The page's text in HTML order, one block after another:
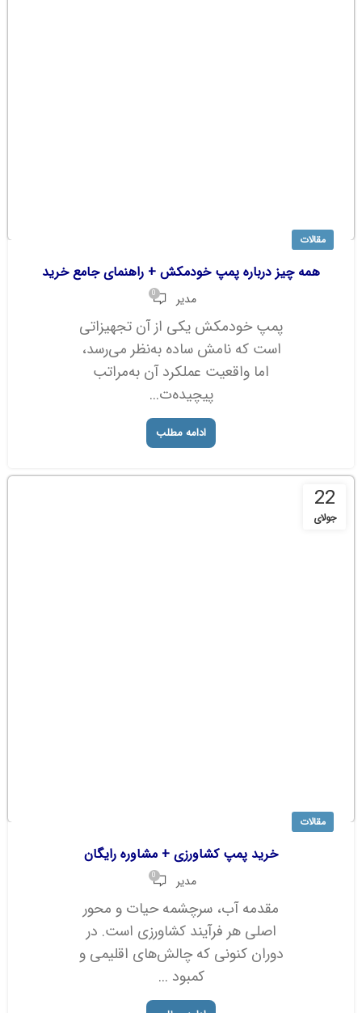
مقالات
همه چیز درباره پمپ خودمکش + راهنمای جامع خرید
مدیر 0
پمپ خودمکش یکی از آن تجهیزاتی
است که نامش ساده به‌نظر می‌رسد،
اما واقعیت عملکرد آن به‌مراتب
پیچیده‌ت...
ادامه مطلب
22
جولای
مقالات
خرید پمپ کشاورزی + مشاوره رایگان
مدیر 0
مقدمه آب، سرچشمه حیات و محور
اصلی هر فرآیند کشاورزی است. در
دوران کنونی که چالش‌های اقلیمی و
کمبود ...